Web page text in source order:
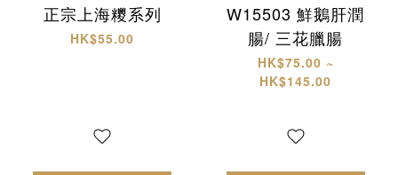
正宗上海糭系列
HK$55.00
W15503 鮮鵝肝潤
腸/ 三花臘腸
HK$75.00 ~
HK$145.00